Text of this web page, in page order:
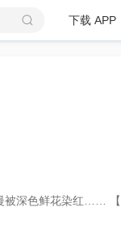
深色鲜花染红…… 【
下载 APP